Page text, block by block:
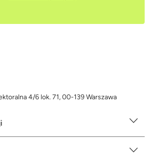
4/6 lok. 71, 00-139 Warszawa